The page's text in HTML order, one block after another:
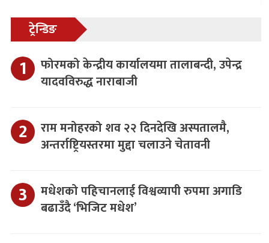
ट्रेन्डिङ
फोरमको केन्द्रीय कार्यालयमा तालाबन्दी, उपेन्द्र
यादवविरुद्ध नाराबाजी
राम मनोहरको शव २२ दिनदेखि अस्पतालमै,
अन्तर्राष्ट्रियस्तरमा मुद्दा चलाउने चेतावनी
मधेशको पहिचानलाई विश्वव्यापी रुपमा अगाडि
बढाउँदै ‘भिजिट मधेश’